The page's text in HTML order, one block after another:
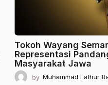
Tokoh Wayang
Representasi
Masyarakat Jawa
by Muhammad Fathur